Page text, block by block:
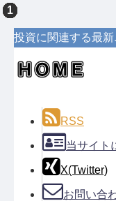
投資に関連する最
RSS
当サイト
X(Twitter)
お問い合